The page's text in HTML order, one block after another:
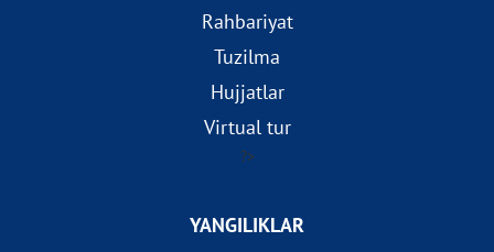
Rahbariyat
Tuzilma
Hujjatlar
Virtual tur
?>
YANGILIKLAR